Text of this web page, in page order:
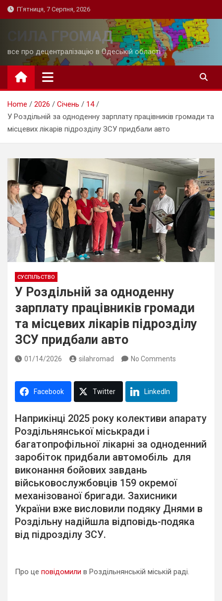
Skip
to
П’ятниця, 7 Серпня, 2026
СИЛА ГРОМАД
все про децентралізацію в Одеській області
Home 2026 Січень
14
У Роздільній за одноденну зарплату працівників громади та
місцевих лікарів підрозділу ЗСУ придбали авто
СУСПІЛЬСТВО
У Роздільній за одноденну
зарплату працівників громади
та місцевих лікарів підрозділу
ЗСУ придбали авто
01/14/2026 silahromad No Comments
Facebook Twitter LinkedIn
Наприкінці 2025 року колективи апарату
Роздільнянської міськради і
багатопрофільної лікарні за одноденний
заробіток придбали автомобіль для
виконання бойових завдань
військовослужбовців 159 окремої
механізованої бригади. Захисники
України вже висловили подяку Днями в
Роздільну надійшла відповідь-подяка
від підрозділу ЗСУ.
Про це повідомили в Роздільнянській міській раді.